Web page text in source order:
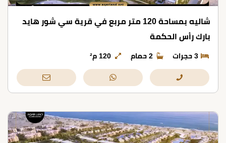
شاليه بمساحة 120 متر مربع في قرية سي شور هايد
بارك رأس الحكمة
3 حجرات 2 حمام 120 م²